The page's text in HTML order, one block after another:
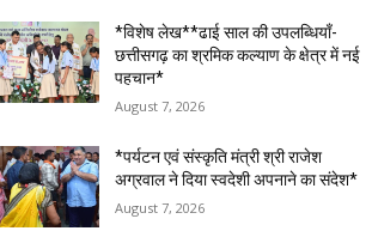
*विशेष लेख**ढाई साल की उपलब्धियाँ-
छत्तीसगढ़ का श्रमिक कल्याण के क्षेत्र में नई
पहचान*
August 7, 2026
*पर्यटन एवं संस्कृति मंत्री श्री राजेश
अग्रवाल ने दिया स्वदेशी अपनाने का संदेश*
August 7, 2026